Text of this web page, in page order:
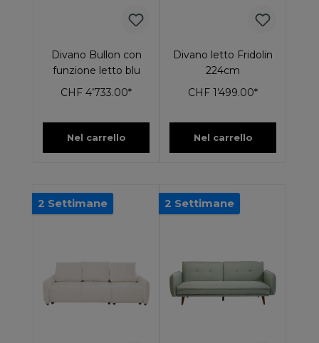
Divano Bullon con
funzione letto blu
CHF 4’733.00*
Nel carrello
Divano letto Fridolin
224cm
CHF 1’499.00*
Nel carrello
2 Settimane 2 Settimane